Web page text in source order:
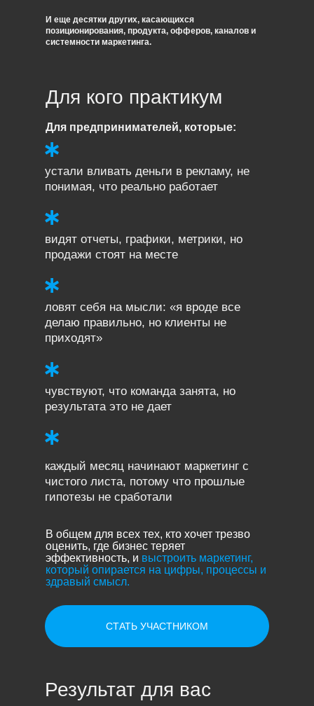
И еще десятки других, касающихся
позиционирования, продукта, офферов, каналов и
системности маркетинга.
Для предпринимателей, которые:
Для кого практикум
устали вливать деньги в рекламу, не
понимая, что реально работает
ловят себя на мысли: «я вроде все
делаю правильно, но клиенты не
приходят»
чувствуют, что команда занята, но
результата это не дает
видят отчеты, графики, метрики, но
продажи стоят на месте
В общем для всех тех, кто хочет трезво
оценить, где бизнес теряет
эффективность, и выстроить маркетинг,
который опирается на цифры, процессы и
здравый смысл.
каждый месяц начинают маркетинг с
чистого листа, потому что прошлые
гипотезы не сработали
СТАТЬ УЧАСТНИКОМ
Результат для вас